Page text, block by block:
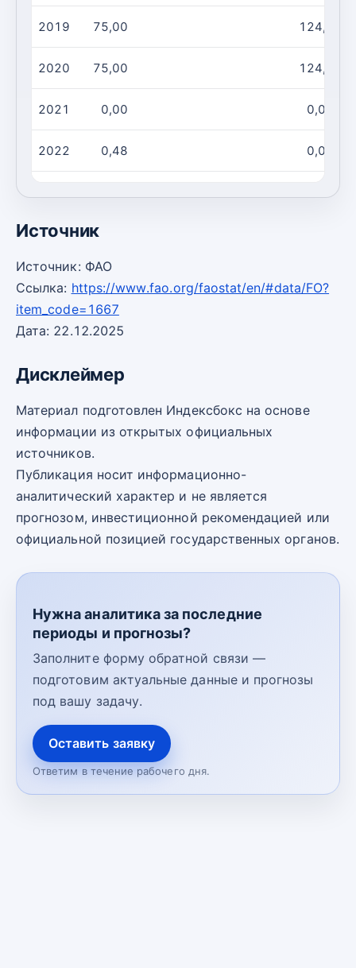
2019 75,00 124,0
2020 75,00 124,0
2021 0,00 0,00
2022 0,48 0,07
0,07
Источник
Источник: ФАО
Ссылка: https://www.fao.org/faostat/en/#data/FO?
item_code=1667
Дата: 22.12.2025
Дисклеймер
Материал подготовлен Индексбокс на основе
информации из открытых официальных
источников.
Публикация носит информационно-
аналитический характер и не является
прогнозом, инвестиционной рекомендацией или
официальной позицией государственных органов.
Нужна аналитика за последние
периоды и прогнозы?
Заполните форму обратной связи —
подготовим актуальные данные и прогнозы
под вашу задачу.
Оставить заявку
Ответим в течение рабочего дня.